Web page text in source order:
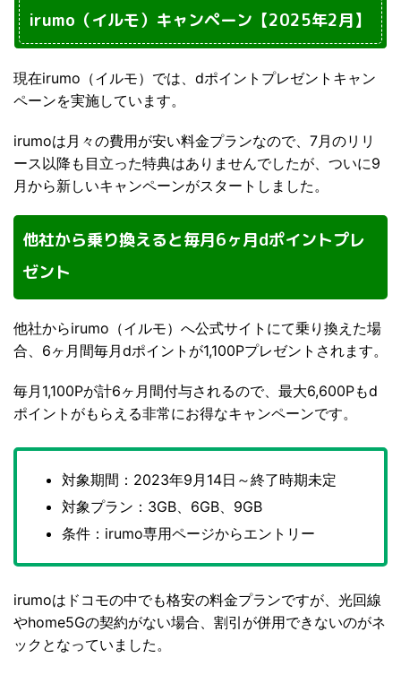
irumo（イルモ）キャンペーン【2025年2月】
現在irumo（イルモ）では、dポイントプレゼントキャン
ペーンを実施しています。
irumoは月々の費用が安い料金プランなので、7月のリリ
ース以降も目立った特典はありませんでしたが、ついに9
月から新しいキャンペーンがスタートしました。
他社から乗り換えると毎月6ヶ月dポイントプレ
ゼント
他社からirumo（イルモ）へ公式サイトにて乗り換えた場
合、6ヶ月間毎月dポイントが1,100Pプレゼントされます。
毎月1,100Pが計6ヶ月間付与されるので、最大6,600Pもd
ポイントがもらえる非常にお得なキャンペーンです。
対象期間：2023年9月14日～終了時期未定
対象プラン：3GB、6GB、9GB
条件：irumo専用ページからエントリー
irumoはドコモの中でも格安の料金プランですが、光回線
やhome5Gの契約がない場合、割引が併用できないのがネ
ックとなっていました。